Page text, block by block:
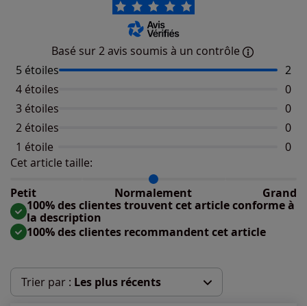
Basé sur 2 avis soumis à un contrôle
5 étoiles
2
4 étoiles
0
3 étoiles
0
2 étoiles
0
1 étoile
0
Cet article taille:
Petit
Normalement Grand
Répartition du taillant selon les avis clients
Taille normalement : 100%
Taille grand : 0%
100% des clientes trouvent cet article conforme à
la description
100% des clientes recommandent cet article
Trier par : Les plus récents